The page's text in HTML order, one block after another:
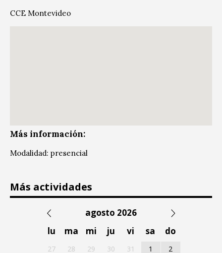
CCE Montevideo
Más información:
Modalidad: presencial
Más actividades
agosto 2026
lu
ma mi ju vi sa do
27 28 29 30 31 1
2